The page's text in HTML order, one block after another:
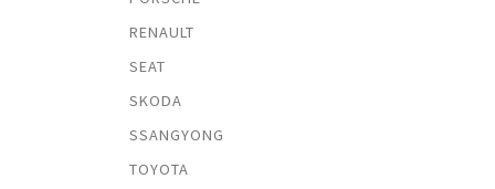
RENAULT
SEAT
SKODA
SSANGYONG
TOYOTA